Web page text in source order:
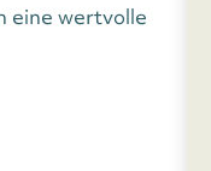
eine wertvolle